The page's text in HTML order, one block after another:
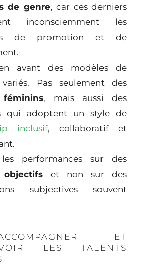
de genre, car ces derniers
inconsciemment les
de promotion et de
avant des modèles de
variés. Pas seulement des
, mais aussi des
qui adoptent un style de
inclusif, collaboratif et
les performances sur des
et non sur des
subjectives souvent
ET
LES TALENTS